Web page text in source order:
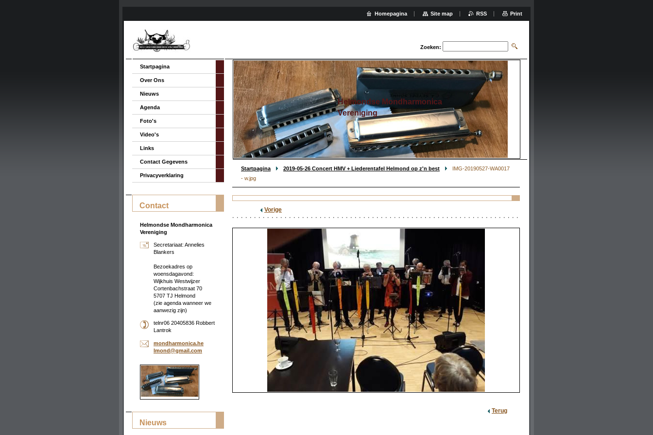
Zoeken:
Helmondse Mondharmonica
Vereniging
Startpagina 2019-05-26 Concert HMV + Liederentafel Helmond op z'n best
IMG-20190527-WA0017
- w.jpg
Vorige
Terug
Startpagina
Over Ons
Nieuws
Agenda
Foto's
Video's
Links
Contact Gegevens
Privacyverklaring
Contact
Helmondse Mondharmonica
Vereniging
Secretariaat: Annelies
Blankers
Bezoekadres op
woensdagavond:
Wijkhuis Westwijzer
Cortenbachstraat 70
5707 TJ Helmond
(zie agenda wanneer we
aanwezig zijn)
telnr06 20405836 Robbert
Lantrok
mondharmonica.he
lmond@gmail.com
Nieuws
Homepagina Site map RSS Print